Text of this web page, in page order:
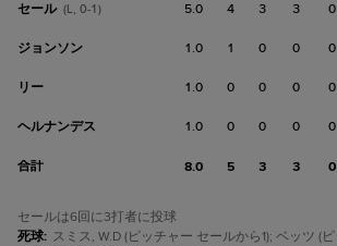
セール (L, 0-1) 5.0 4 3 3 0
ジョンソン 1.0 1 0 0 0
リー 1.0 0 0 0 0
ヘルナンデス 1.0 0 0 0 0
合計 8.0 5 3 3 0
セールは6回に3打者に投球
死球: スミス, W.D (ピッチャー セールから1); ベッツ (